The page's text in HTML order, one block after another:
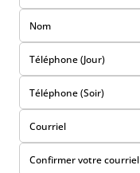
Nom
Téléphone (Jour)
Téléphone (Soir)
Courriel
Confirmer votre courriel